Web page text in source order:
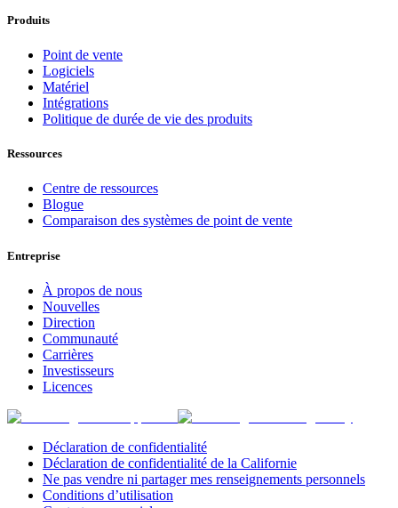
Produits
Point de vente
Logiciels
Matériel
Intégrations
Politique de durée de vie des produits
Ressources
Centre de ressources
Blogue
Comparaison des systèmes de point de vente
Entreprise
À propos de nous
Nouvelles
Direction
Communauté
Carrières
Investisseurs
Licences
Déclaration de confidentialité
Déclaration de confidentialité de la Californie
Ne pas vendre ni partager mes renseignements personnels
Conditions d’utilisation